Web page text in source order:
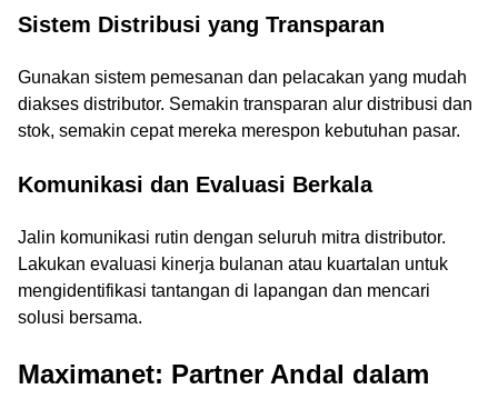
Sistem Distribusi yang Transparan
Gunakan sistem pemesanan dan pelacakan yang mudah
diakses distributor. Semakin transparan alur distribusi dan
stok, semakin cepat mereka merespon kebutuhan pasar.
Komunikasi dan Evaluasi Berkala
Jalin komunikasi rutin dengan seluruh mitra distributor.
Lakukan evaluasi kinerja bulanan atau kuartalan untuk
mengidentifikasi tantangan di lapangan dan mencari
solusi bersama.
Maximanet: Partner Andal dalam